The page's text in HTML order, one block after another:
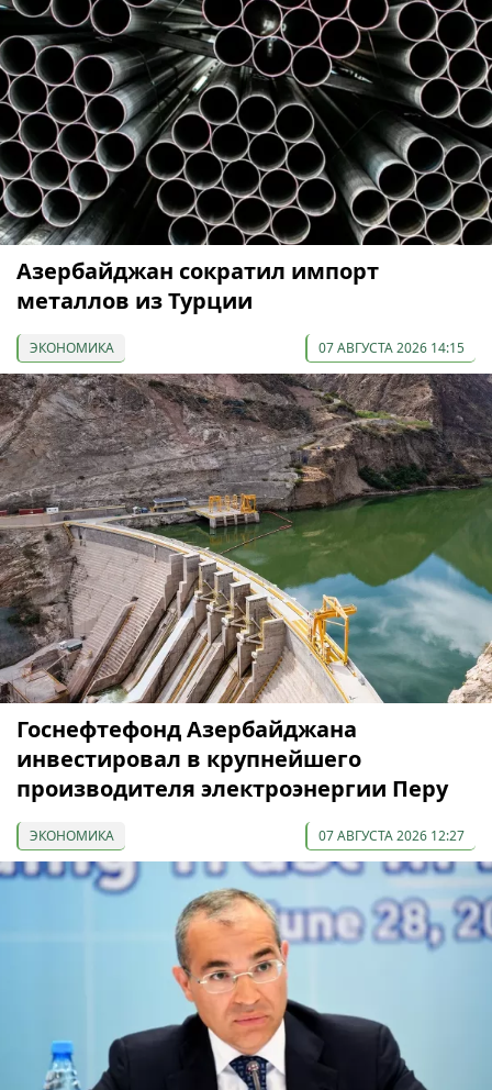
Азербайджан сократил импорт
металлов из Турции
ЭКОНОМИКА 07 АВГУСТА 2026 14:15
Госнефтефонд Азербайджана
инвестировал в крупнейшего
производителя электроэнергии Перу
ЭКОНОМИКА 07 АВГУСТА 2026 12:27